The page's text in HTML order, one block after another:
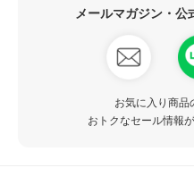
メールマガジン・公
お気に入り商品
おトクなセール情報